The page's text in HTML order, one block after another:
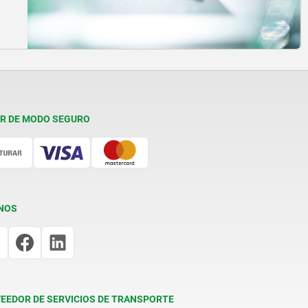
DE MODO SEGURO
DE SERVICIOS DE TRANSPORTE